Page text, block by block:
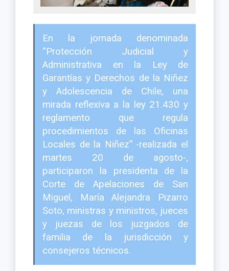
En la jornada denominada
“Protección Judicial y
Administrativa en la Ley de
Garantías y Derechos de la Niñez
y Adolescencia de Chile, una
mirada reflexiva a la ley 21.430 y
reglamento que regula
procedimientos de las Oficinas
Locales de la Niñez” -realizada el
martes 20 de agosto-,
participaron la presidenta de la
Corte de Apelaciones de San
Miguel, María Alejandra Pizarro
Soto, ministras y ministros, jueces
y juezas de los juzgados de
familia de la jurisdicción y
consejeros técnicos.